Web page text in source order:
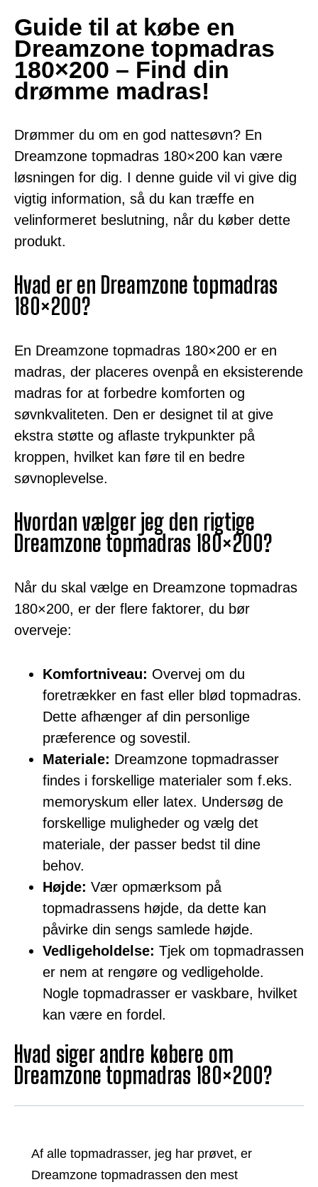
Guide til at købe en
Dreamzone topmadras
180×200 – Find din
drømme madras!
Drømmer du om en god nattesøvn? En
Dreamzone topmadras 180×200 kan være
løsningen for dig. I denne guide vil vi give dig
vigtig information, så du kan træffe en
velinformeret beslutning, når du køber dette
produkt.
Hvad er en Dreamzone topmadras
180×200?
En Dreamzone topmadras 180×200 er en
madras, der placeres ovenpå en eksisterende
madras for at forbedre komforten og
søvnkvaliteten. Den er designet til at give
ekstra støtte og aflaste trykpunkter på
kroppen, hvilket kan føre til en bedre
søvnoplevelse.
Hvordan vælger jeg den rigtige
Dreamzone topmadras 180×200?
Når du skal vælge en Dreamzone topmadras
180×200, er der flere faktorer, du bør
overveje:
Komfortniveau: Overvej om du
foretrækker en fast eller blød topmadras.
Dette afhænger af din personlige
præference og sovestil.
Materiale: Dreamzone topmadrasser
findes i forskellige materialer som f.eks.
memoryskum eller latex. Undersøg de
forskellige muligheder og vælg det
materiale, der passer bedst til dine
behov.
Højde: Vær opmærksom på
topmadrassens højde, da dette kan
påvirke din sengs samlede højde.
Vedligeholdelse: Tjek om topmadrassen
er nem at rengøre og vedligeholde.
Nogle topmadrasser er vaskbare, hvilket
kan være en fordel.
Hvad siger andre købere om
Dreamzone topmadras 180×200?
Af alle topmadrasser, jeg har prøvet, er
Dreamzone topmadrassen den mest